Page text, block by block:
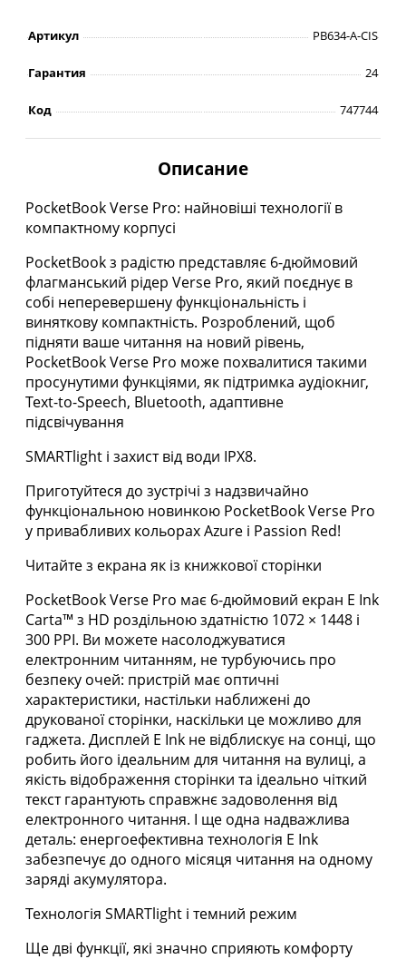
Артикул PB634-A-CIS
Гарантия 24
Код 747744
Описание
PocketBook Verse Pro: найновіші технології в
компактному корпусі
PocketBook з радістю представляє 6-дюймовий
флагманський рідер Verse Pro, який поєднує в
собі неперевершену функціональність і
виняткову компактність. Розроблений, щоб
підняти ваше читання на новий рівень,
PocketBook Verse Pro може похвалитися такими
просунутими функціями, як підтримка аудіокниг,
Text-to-Speech, Bluetooth, адаптивне
підсвічування
SMARTlight і захист від води IPX8.
Приготуйтеся до зустрічі з надзвичайно
функціональною новинкою PocketBook Verse Pro
у привабливих кольорах Azure і Passion Red!
Читайте з екрана як із книжкової сторінки
PocketBook Verse Pro має 6-дюймовий екран E Ink
Carta™ з HD роздільною здатністю 1072 × 1448 і
300 PPI. Ви можете насолоджуватися
електронним читанням, не турбуючись про
безпеку очей: пристрій має оптичні
характеристики, настільки наближені до
друкованої сторінки, наскільки це можливо для
гаджета. Дисплей E Ink не відблискує на сонці, що
робить його ідеальним для читання на вулиці, а
якість відображення сторінки та ідеально чіткий
текст гарантують справжнє задоволення від
електронного читання. І ще одна надважлива
деталь: енергоефективна технологія E Ink
забезпечує до одного місяця читання на одному
заряді акумулятора.
Технологія SMARTlight і темний режим
Ще дві функції, які значно сприяють комфорту